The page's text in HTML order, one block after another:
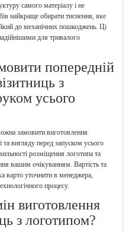
самого матеріалу і не
найкраще обирати тиснення, яке
до механічних пошкоджень. Ці
для тривалого
попередній
з
усього
замовити виготовлення
та вигляду перед запуском усього
розміщення логотипа та
вашим очікуванням. Вартість та
варто уточнити в менеджера,
процесу.
виготовлення
з логотипом?